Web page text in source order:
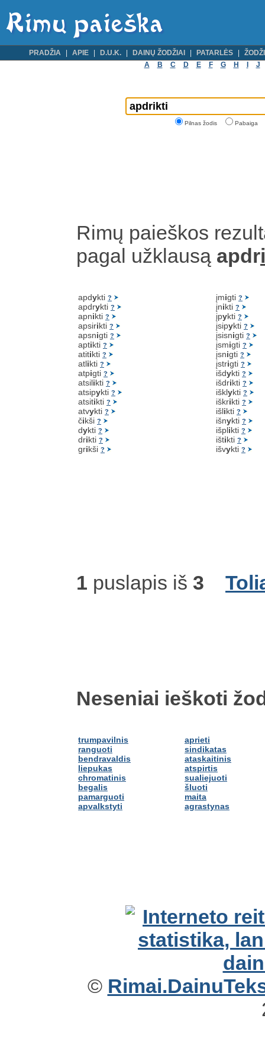
PRADŽIA APIE D.U.K. DAINŲ ŽODŽIAI PATARLĖS
A
B C D E F G H J
Pilnas žodis Pabaiga
Rimų paieškos
pagal užklausą apdr
apdykti ?
apdrykti ?
apnikti ?
apsirikti ?
apsnigti ?
aptikti ?
atitikti ?
atlikti ?
atpigti ?
atsilikti ?
atsipykti ?
atsitikti ?
atvykti ?
čikši ?
dykti ?
drikti ?
grikši ?
įmigti ?
įnikti ?
įpykti ?
įsipykti ?
įsisnigti ?
įsmigti ?
įsnigti ?
įstrigti ?
išdykti ?
išdrikti ?
išklykti ?
iškrikti ?
išlikti ?
išnykti ?
išplikti ?
ištikti ?
išvykti ?
1 puslapis iš 3
Neseniai ieškoti
trumpavilnis
ranguoti
bendravaldis
liepukas
chromatinis
begalis
pamarguoti
apvalkstyti
aprieti
sindikatas
ataskaitinis
atspirtis
sualiejuoti
šluoti
maita
agrastynas
©